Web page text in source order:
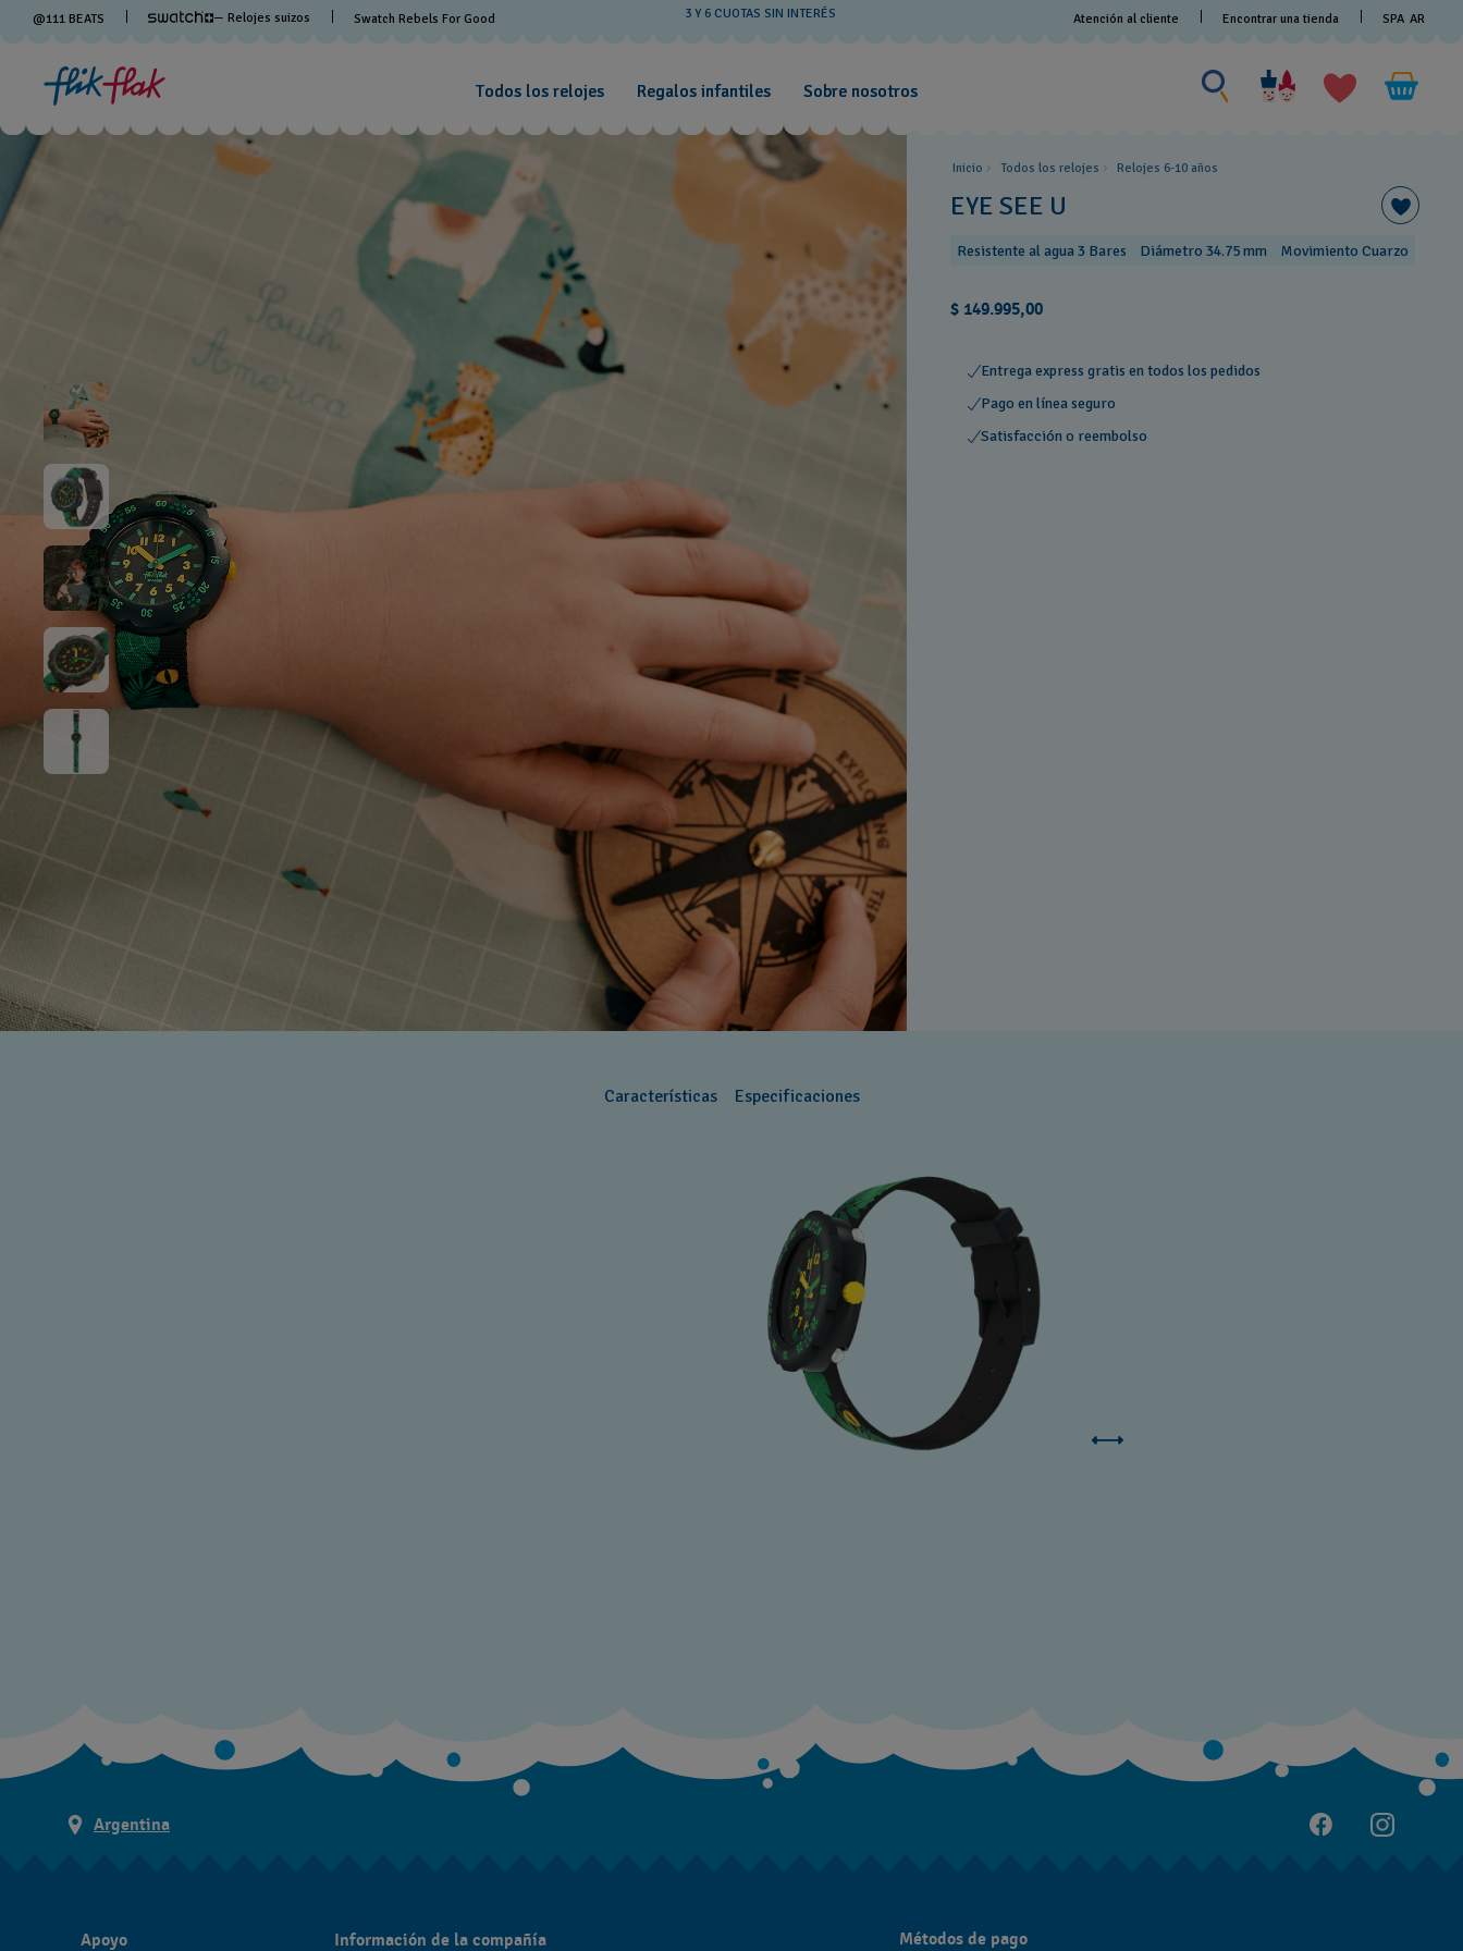
@111 BEATS — Relojes suizos Swatch Rebels For Good 3 Y 6 CUOTAS SIN INTERÉS Atención al cliente Encontrar una tienda SPA AR
Todos los relojes Regalos infantiles Sobre nosotros
Buscar
algo
Inicio Todos los relojes Relojes 6-10 años ​
EYE SEE U
Resistente al agua 3 Bares Diámetro 34.75 mm Movimiento Cuarzo
$ 149.995,00
Entrega express gratis en todos los pedidos
Pago en línea seguro
Satisfacción o reembolso
Características Especificaciones
Argentina
Apoyo Información de la compañía Métodos de pago